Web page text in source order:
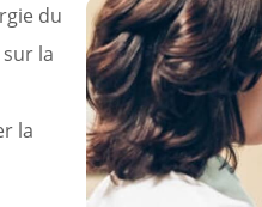
du
la
la